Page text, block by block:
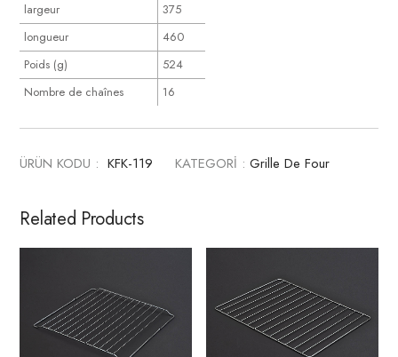
largeur
375
longueur
460
Poids (g)
524
Nombre de chaînes
16
ÜRÜN KODU : KFK-119 KATEGORİ : Grille De Four
Related Products